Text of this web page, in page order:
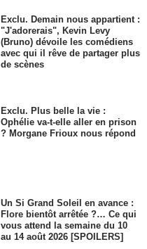
Exclu. Demain nous appartient :
"J'adorerais", Kevin Levy
(Bruno) dévoile les comédiens
avec qui il rêve de partager plus
de scènes
Exclu. Plus belle la vie :
Ophélie va-t-elle aller en prison
? Morgane Frioux nous répond
Un Si Grand Soleil en avance :
Flore bientôt arrêtée ?… Ce qui
vous attend la semaine du 10
au 14 août 2026 [SPOILERS]